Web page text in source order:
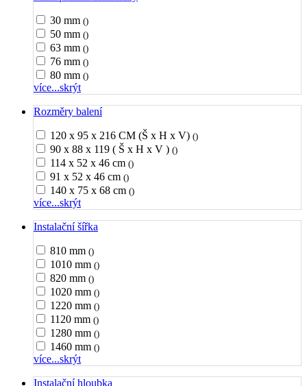
30 mm ()
50 mm ()
63 mm ()
76 mm ()
80 mm ()
více...skrýt
Rozměry balení
120 x 95 x 216 CM (Š x H x V) ()
90 x 88 x 119 ( Š x H x V ) ()
114 x 52 x 46 cm ()
91 x 52 x 46 cm ()
140 x 75 x 68 cm ()
více...skrýt
Instalační šířka
810 mm ()
1010 mm ()
820 mm ()
1020 mm ()
1220 mm ()
1120 mm ()
1280 mm ()
1460 mm ()
více...skrýt
Instalační hloubka